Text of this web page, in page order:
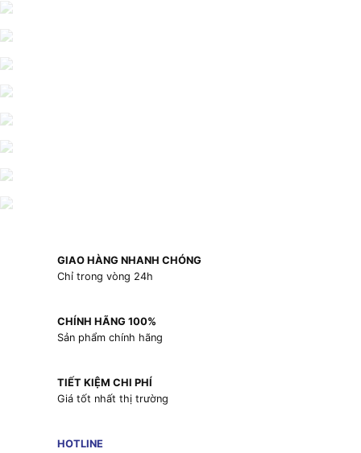
GIAO HÀNG NHANH CHÓNG
Chỉ trong vòng 24h
CHÍNH HÃNG 100%
Sản phẩm chính hãng
TIẾT KIỆM CHI PHÍ
Giá tốt nhất thị trường
HOTLINE